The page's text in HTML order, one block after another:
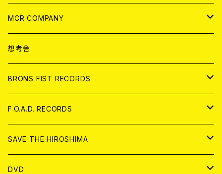
ANALOG
CD
ANALOG
MCR COMPANY
CD
アパレル
ANALOG
想考舎
BRONS FIST RECORDS
CD
ANALOG
F.O.A.D. RECORDS
CD
ANALOG
SAVE THE HIROSHIMA
アパレル
DVD